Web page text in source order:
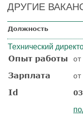
ДРУГИЕ
Должность
Технический
Опыт работы от
Зарплата
Id